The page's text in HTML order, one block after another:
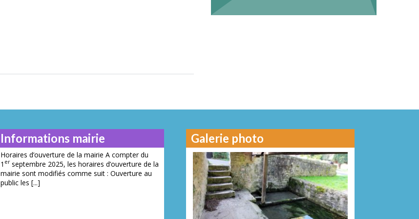
Informations mairie
Horaires d’ouverture de la mairie A compter du
1 erseptembre 2025, les horaires d’ouverture de la
mairie sont modifiés comme suit : Ouverture au
public les [...]
Galerie photo